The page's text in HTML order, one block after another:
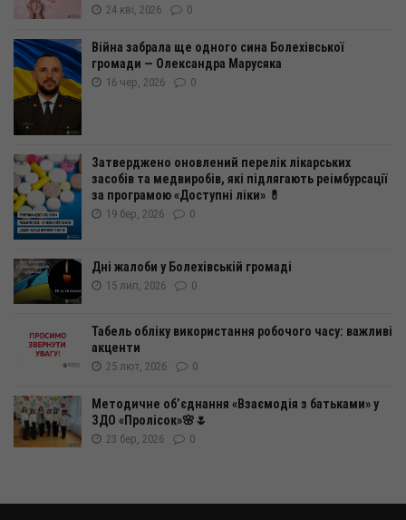
24 кві, 2026 0
Війна забрала ще одного сина Болехівської
громади — Олександра Марусяка
16 чер, 2026 0
Затверджено оновлений перелік лікарських
засобів та медвиробів, які підлягають реімбурсації
за програмою «Доступні ліки» 💊
19 бер, 2026 0
Дні жалоби у Болехівській громаді
15 лип, 2026 0
Табель обліку використання робочого часу: важливі
акценти
25 лют, 2026 0
Методичне об’єднання «Взаємодія з батьками» у
ЗДО «Пролісок»🌸🌷
23 бер, 2026 0